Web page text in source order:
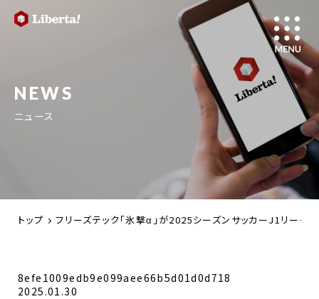
NEWS
ニュース
トップ フリーズテック「氷撃α」が2025シーズンサッカーJ1リーグ
8efe1009edb9e099aee66b5d01d0d718
2025.01.30